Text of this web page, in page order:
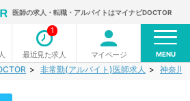
医師の求人・転職・アルバイトはマイナビDOCTOR
最近見た求人
1
マイページ MENU
非常勤(アルバイト)医師求人 神奈川